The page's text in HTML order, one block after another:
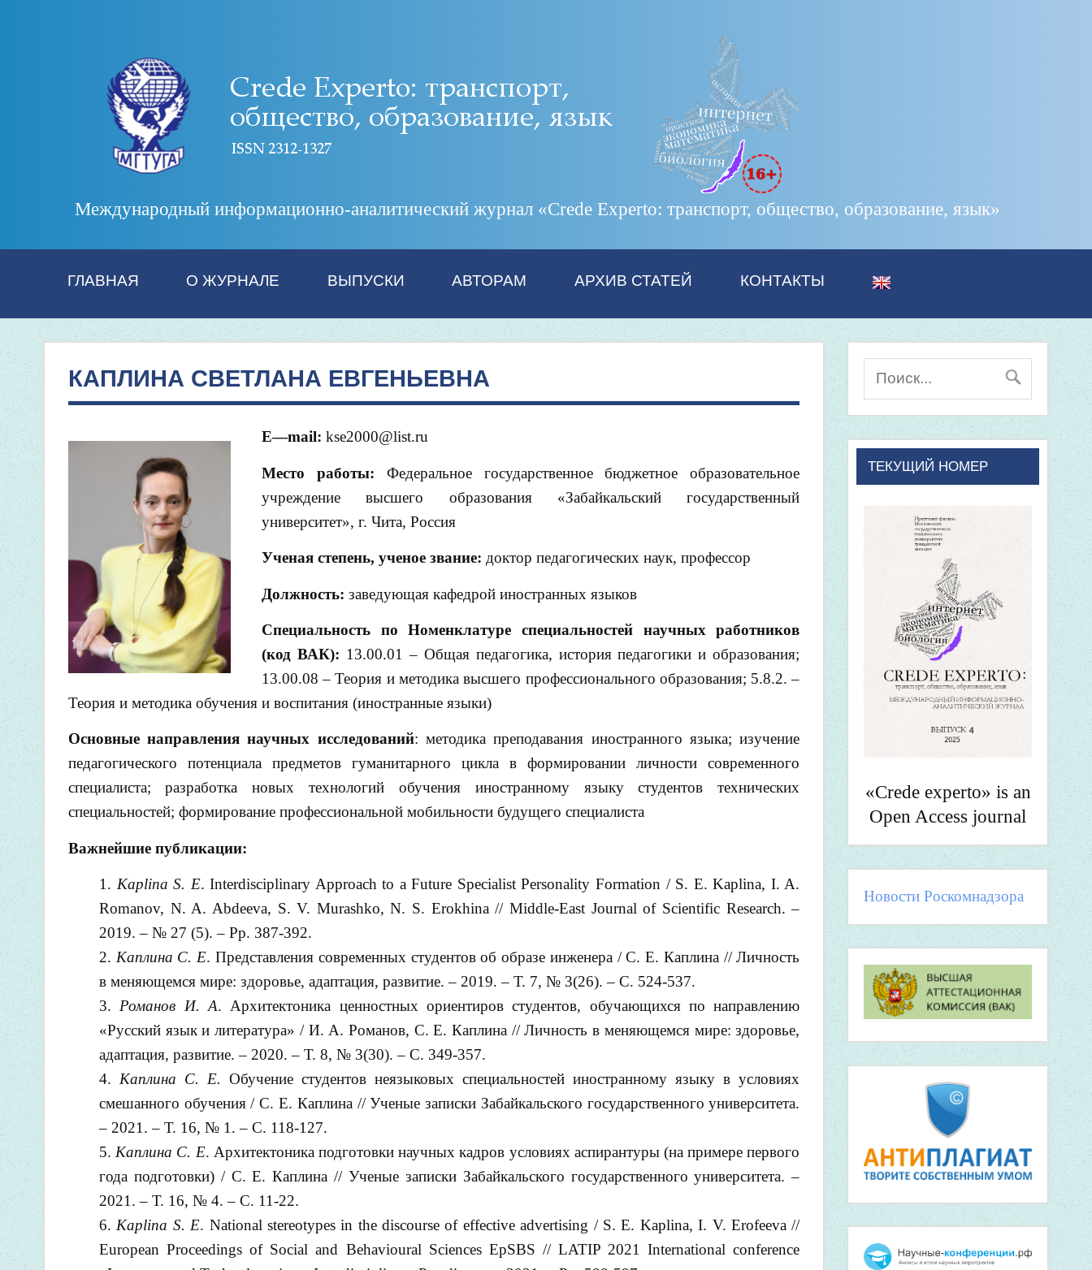
Международный информационно-аналитический журнал «Crede Experto: транспорт, общество, образование, язык»
ГЛАВНАЯ О ЖУРНАЛЕ ВЫПУСКИ АВТОРАМ АРХИВ СТАТЕЙ КОНТАКТЫ
КАПЛИНА СВЕТЛАНА ЕВГЕНЬЕВНА
E—mail: kse2000@list.ru
Место работы: Федеральное государственное бюджетное образовательное
учреждение высшего образования «Забайкальский государственный
университет», г. Чита, Россия
Ученая степень, ученое звание: доктор педагогических наук, профессор
Должность: заведующая кафедрой иностранных языков
Специальность по Номенклатуре специальностей научных работников
(код ВАК): 13.00.01 – Общая педагогика, история педагогики и образования;
13.00.08 – Теория и методика высшего профессионального образования; 5.8.2. –
Теория и методика обучения и воспитания (иностранные языки)
Основные направления научных исследований: методика преподавания иностранного языка; изучение
педагогического потенциала предметов гуманитарного цикла в формировании личности современного
специалиста; разработка новых технологий обучения иностранному языку студентов технических
специальностей; формирование профессиональной мобильности будущего специалиста
Важнейшие публикации:
Kaplina S. E. Interdisciplinary Approach to a Future Specialist Personality Formation / S. E. Kaplina, I. A.
Romanov, N. A. Abdeeva, S. V. Murashko, N. S. Erokhina // Middle-East Journal of Scientific Research. –
2019. – № 27 (5). – Pp. 387-392.
Каплина С. Е. Представления современных студентов об образе инженера / С. Е. Каплина // Личность
в меняющемся мире: здоровье, адаптация, развитие. – 2019. – Т. 7, № 3(26). – С. 524-537.
Романов И. А. Архитектоника ценностных ориентиров студентов, обучающихся по направлению
«Русский язык и литература» / И. А. Романов, С. Е. Каплина // Личность в меняющемся мире: здоровье,
адаптация, развитие. – 2020. – Т. 8, № 3(30). – С. 349-357.
Каплина С. Е. Обучение студентов неязыковых специальностей иностранному языку в условиях
смешанного обучения / С. Е. Каплина // Ученые записки Забайкальского государственного университета.
– 2021. – Т. 16, № 1. – С. 118-127.
Каплина С. Е. Архитектоника подготовки научных кадров условиях аспирантуры (на примере первого
года подготовки) / С. Е. Каплина // Ученые записки Забайкальского государственного университета. –
2021. – Т. 16, № 4. – С. 11-22.
Kaplina S. E. National stereotypes in the discourse of effective advertising / S. E. Kaplina, I. V. Erofeeva //
European Proceedings of Social and Behavioural Sciences EpSBS // LATIP 2021 International conference
ТЕКУЩИЙ НОМЕР
«Crede experto» is an
Open Access journal
Новости Роскомнадзора